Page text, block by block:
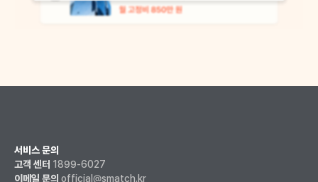
서비스 문의
고객 센터 1899-6027
이메일 문의 official@smatch.kr